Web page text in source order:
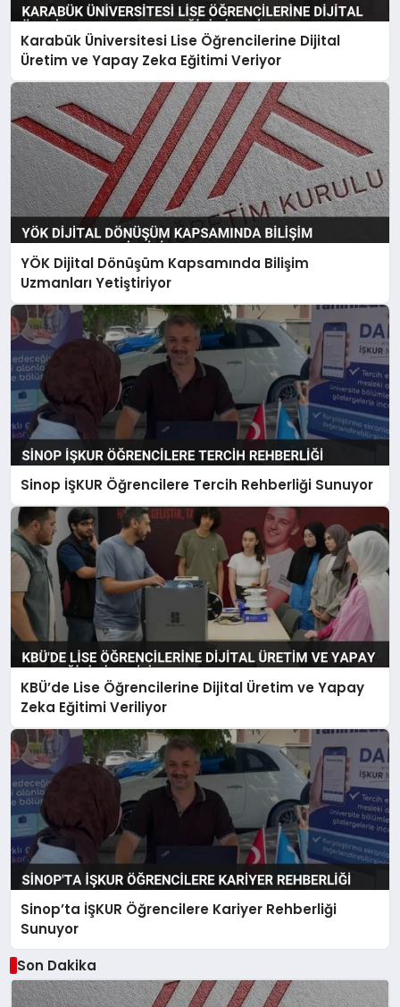
Karabük Üniversitesi Lise Öğrencilerine Dijital
Üretim ve Yapay Zeka Eğitimi Veriyor
YÖK Dijital Dönüşüm Kapsamında Bilişim
Uzmanları Yetiştiriyor
Sinop İŞKUR Öğrencilere Tercih Rehberliği Sunuyor
KBÜ’de Lise Öğrencilerine Dijital Üretim ve Yapay
Zeka Eğitimi Veriliyor
Sinop’ta İŞKUR Öğrencilere Kariyer Rehberliği
Sunuyor
Son Dakika